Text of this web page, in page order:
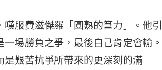
服費滋傑羅「圓熟的筆力」。他引
場勝負之爭，最後自己肯定會輸。
艱苦抗爭所帶來的更深刻的滿